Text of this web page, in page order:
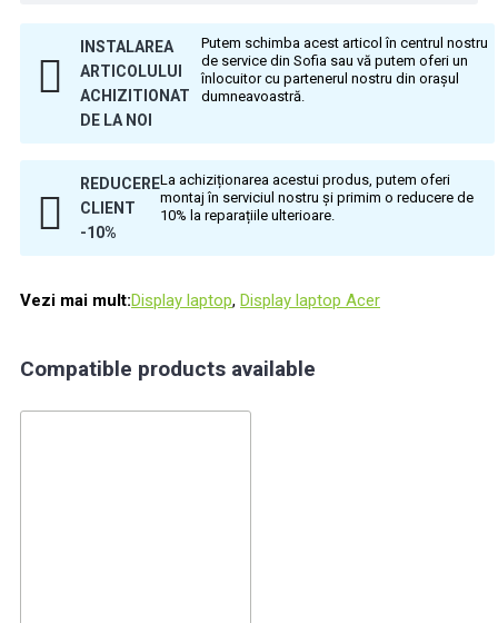
INSTALAREA
ARTICOLULUI
ACHIZITIONAT
DE LA NOI
Putem schimba acest articol în centrul nostru
de service din Sofia sau vă putem oferi un
înlocuitor cu partenerul nostru din orașul
dumneavoastră.
REDUCERE
CLIENT
-10%
La achiziționarea acestui produs, putem oferi
montaj în serviciul nostru și primim o reducere de
10% la reparațiile ulterioare.
Vezi mai mult:Display laptop, Display laptop Acer
Compatible products available